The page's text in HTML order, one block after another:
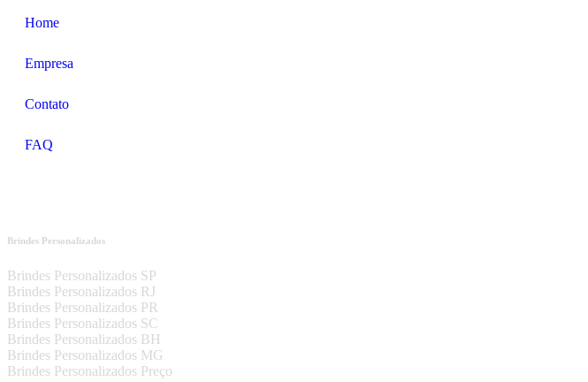
Home
Empresa
Contato
FAQ
Brindes Personalizados
Brindes Personalizados SP
Brindes Personalizados RJ
Brindes Personalizados PR
Brindes Personalizados SC
Brindes Personalizados BH
Brindes Personalizados MG
Brindes Personalizados Preço